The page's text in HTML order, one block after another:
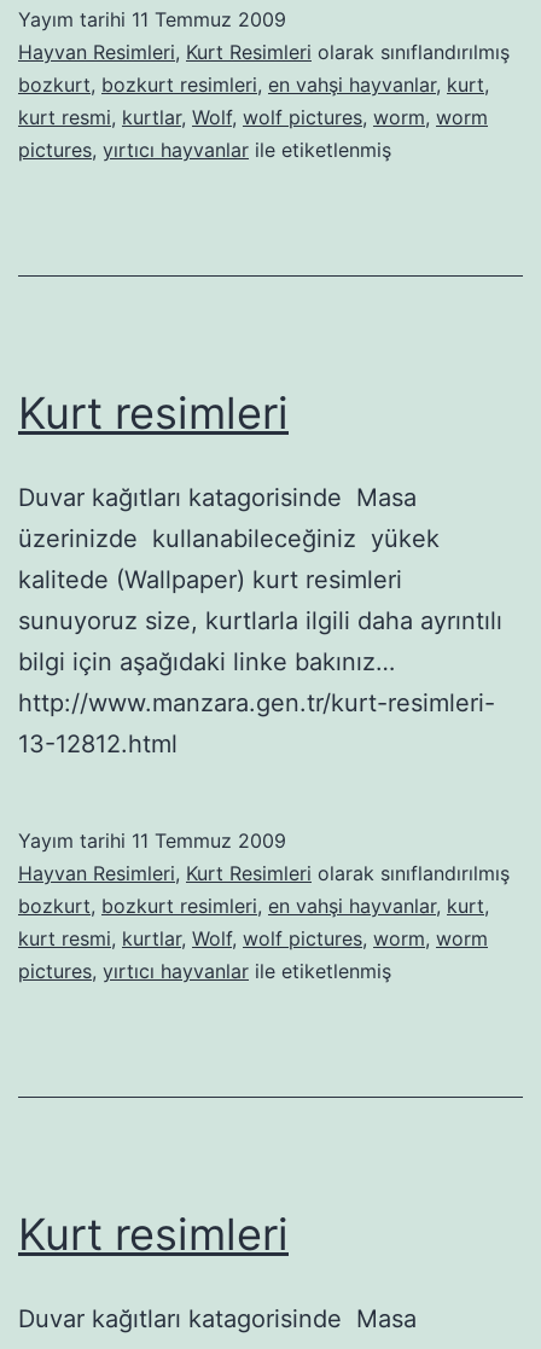
Yayım tarihi 11 Temmuz 2009
Hayvan Resimleri, Kurt Resimleri olarak sınıflandırılmış
bozkurt, bozkurt resimleri, en vahşi hayvanlar, kurt,
kurt resmi, kurtlar, Wolf, wolf pictures, worm, worm
pictures, yırtıcı hayvanlar ile etiketlenmiş
Kurt resimleri
Duvar kağıtları katagorisinde Masa
üzerinizde kullanabileceğiniz yükek
kalitede (Wallpaper) kurt resimleri
sunuyoruz size, kurtlarla ilgili daha ayrıntılı
bilgi için aşağıdaki linke bakınız…
http://www.manzara.gen.tr/kurt-resimleri-
13-12812.html
Yayım tarihi 11 Temmuz 2009
Hayvan Resimleri, Kurt Resimleri olarak sınıflandırılmış
bozkurt, bozkurt resimleri, en vahşi hayvanlar, kurt,
kurt resmi, kurtlar, Wolf, wolf pictures, worm, worm
pictures, yırtıcı hayvanlar ile etiketlenmiş
Kurt resimleri
Duvar kağıtları katagorisinde Masa